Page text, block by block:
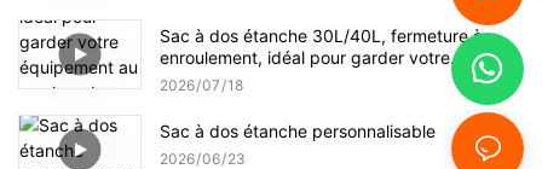
Sac à dos étanche 30L/40L, fermeture à
enroulement, idéal pour garder votre
équipement au sec lors de vos sorties en
kayak, rafting, bateau, natation et camping.
2026 07 18
Sac à dos étanche personnalisable
2026 06 23